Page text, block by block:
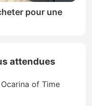
pour une
attendues
of Time